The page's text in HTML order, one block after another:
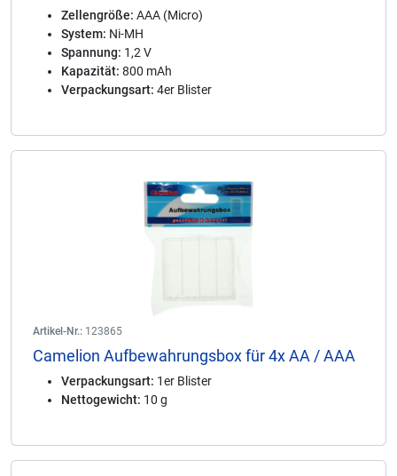
Zellengröße: AAA (Micro)
System: Ni-MH
Spannung: 1,2 V
Kapazität: 800 mAh
Verpackungsart: 4er Blister
Artikel-Nr.: 123865
Camelion Aufbewahrungsbox für 4x AA / AAA
Verpackungsart: 1er Blister
Nettogewicht: 10 g